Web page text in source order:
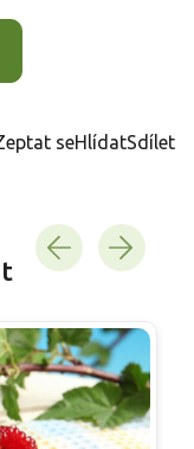
seHlídatSdílet